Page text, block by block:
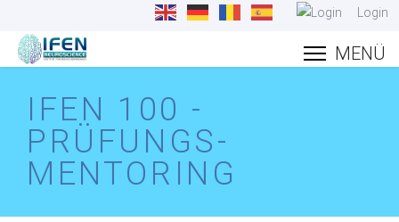
Login
IFEN 100 -
PRÜFUNGS-
MENTORING